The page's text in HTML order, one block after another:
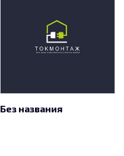
Без названия